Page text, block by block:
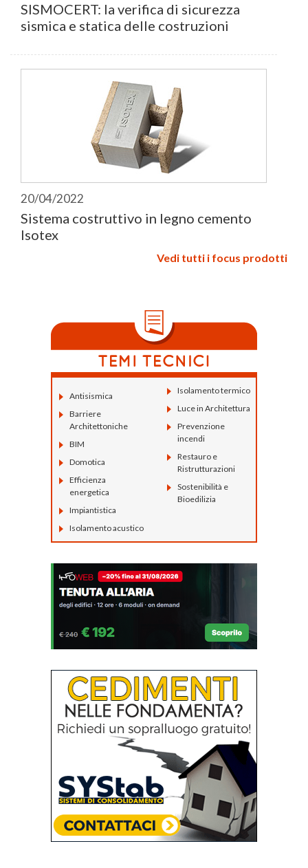
SISMOCERT: la verifica di sicurezza
sismica e statica delle costruzioni
20/04/2022
Sistema costruttivo in legno cemento
Isotex
Vedi tutti i focus prodotti
Antisismica
Barriere
Architettoniche
BIM
Domotica
Efficienza
energetica
Impiantistica
Isolamento acustico
Isolamento termico
Luce in Architettura
Prevenzione
incendi
Restauro e
Ristrutturazioni
Sostenibilità e
Bioedilizia